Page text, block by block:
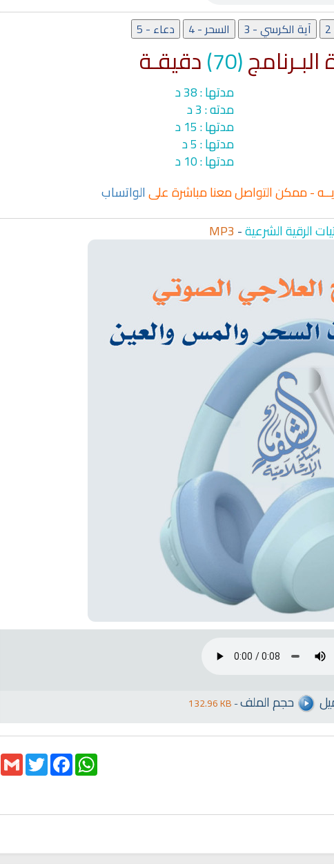
آية الكرسي - 3 السحر - 4 دعاء - 5
(70) دقيقـة
مدتها : 38 د
مدته : 3 د
مدتها : 15 د
مدتها : 5 د
مدتها : 10 د
- ممكن التواصل معنا مباشرة علىالواتساب
الرقية الشرعية-
MP3
132.96 KB-حجم الملف
GmailTwitter
FacebookWhatsApp
اذاعة القران الكريم من لبنان - البث
المباشر